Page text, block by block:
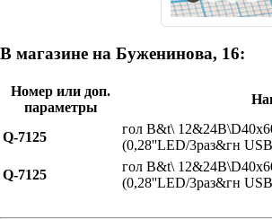
В магазине на Буженинова, 16:
Номер или доп.
параметры
Q-7125
гол В&t\
(0,28''LED/3раз&гн
Q-7125
гол В&t\
(0,28''LED/3раз&гн